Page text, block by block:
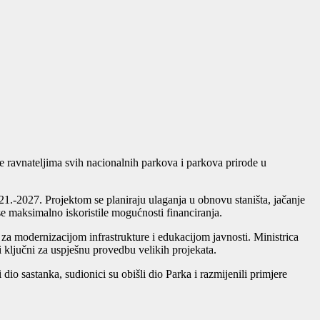
svih nacionalnih parkova i parkova prirode u
2027. Projektom se planiraju ulaganja u obnovu staništa, jačanje
maksimalno iskoristile mogućnosti financiranja.
modernizacijom infrastrukture i edukacijom javnosti. Ministrica
za uspješnu provedbu velikih projekata.
sastanka, sudionici su obišli dio Parka i razmijenili primjere